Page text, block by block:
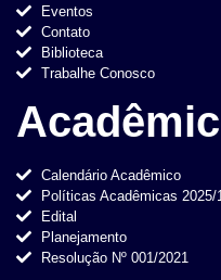
Eventos
Contato
Biblioteca
Trabalhe Conosco
Calendário Acadêmico
Políticas Acadêmicas 2025/1
Edital
Planejamento
Resolução Nº 001/2021